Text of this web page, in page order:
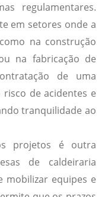
regulamentares.
em setores onde a
na construção
na fabricação de
de uma
risco de acidentes e
tranquilidade ao
projetos é outra
de caldeiraria
mobilizar equipes e